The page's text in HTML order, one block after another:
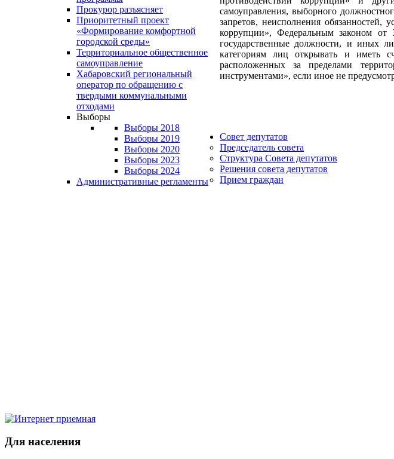
Прокурор разъясняет
Приоритетный проект
«Формирование комфортной
городской среды»
Территориальное общественное
самоуправление
Хабаровский региональный
оператор по обращению с
твердыми коммунальными
отходами
Выборы
Выборы 2018
Выборы 2019
Выборы 2020
Выборы 2023
Выборы 2024
Административные регламенты
самоуправления, выборного
запретов, неисполнения
коррупции», Федеральным законом
государственные должности, и иных
категориям лиц открывать и иметь
расположенных за пределами
инструментами», если иное не
Совет депутатов
Председатель совета
Структура Совета депутатов
Решения совета депутатов
Прием граждан
Для населения